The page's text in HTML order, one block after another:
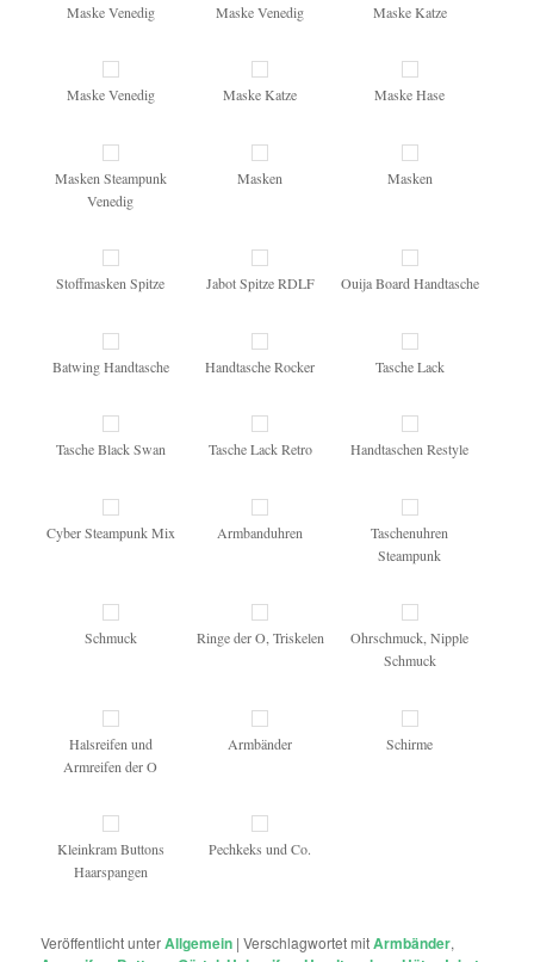
Maske Venedig Maske Venedig Maske Katze
Maske Venedig Maske Katze Maske Hase
Masken Steampunk
Venedig
Masken Masken
Stoffmasken Spitze Jabot Spitze RDLF Ouija Board Handtasche
Batwing Handtasche Handtasche Rocker Tasche Lack
Tasche Black Swan Tasche Lack Retro Handtaschen Restyle
Cyber Steampunk Mix Armbanduhren
Taschenuhren
Steampunk
Schmuck Ringe der O, Triskelen
Ohrschmuck, Nipple
Schmuck
Halsreifen und
Armreifen der O
Armbänder Schirme
Kleinkram Buttons
Haarspangen
Pechkeks und Co.
Veröffentlicht unterAllgemein |Verschlagwortet mitArmbänder,